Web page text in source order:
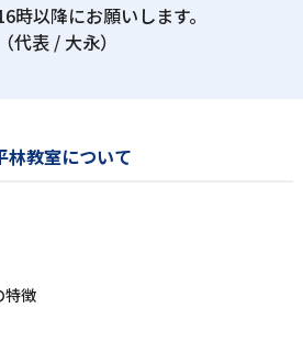
時以降にお願いします。
（代表 / ⼤永）
林教室について
特徴